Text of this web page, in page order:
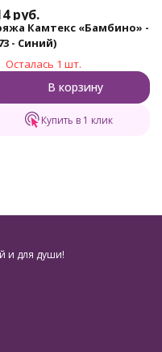
руб.
Камтекс «Бамбино» -
- Синий)
Осталась 1 шт.
В корзину
Купить в 1 клик
и для души!